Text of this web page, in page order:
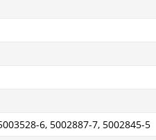
6, 5002887-7, 5002845-5